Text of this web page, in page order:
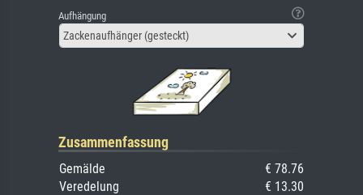
Aufhängung
Zackenaufhänger (gesteckt)
Zusammenfassung
Gemälde
€ 78.76
Veredelung
€ 13.30